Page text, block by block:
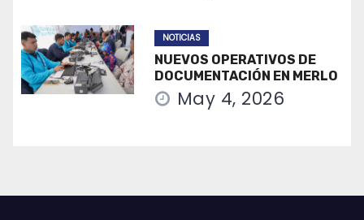
NOTICIAS
NUEVOS OPERATIVOS DE
DOCUMENTACIÓN EN MERLO
May 4, 2026